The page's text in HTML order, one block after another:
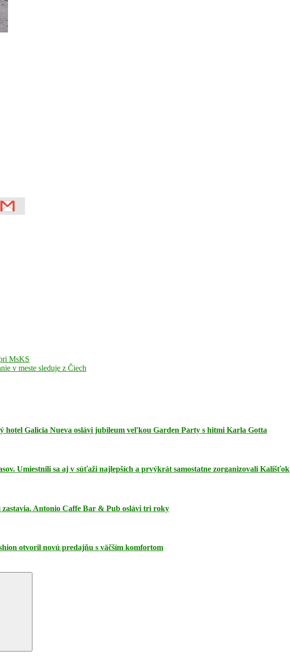
MsKS
v meste sleduje z Čiech
Galicia Nueva oslávi jubileum veľkou Garden Party s hitmi Karla Gotta
Umiestnili sa aj v súťaži najlepších a prvýkrát samostatne zorganizovali Kališťok
Antonio Caffe Bar & Pub oslávi tri roky
otvoril novú predajňu s väčším komfortom